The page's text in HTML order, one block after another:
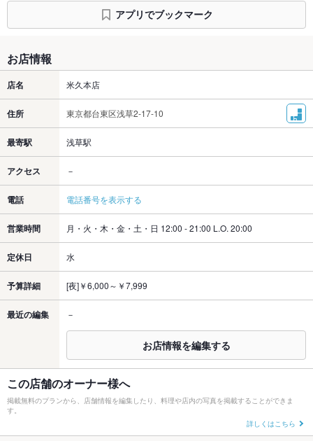
アプリでブックマーク
お店情報
店名 米久本店
住所 東京都台東区浅草2-17-10
最寄駅 浅草駅
アクセス －
電話 電話番号を表示する
営業時間 月・火・木・金・土・日 12:00 - 21:00 L.O. 20:00
定休日 水
予算詳細 [夜]￥6,000～￥7,999
最近の編集 －
お店情報を編集する
この店舗のオーナー様へ
掲載無料のプランから、店舗情報を編集したり、料理や店内の写真を掲載することができま
す。
詳しくはこちら